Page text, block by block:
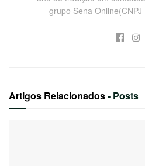
grupo Sena
Artigos Relacionados- Posts